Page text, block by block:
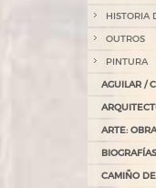
HISTORIA
OUTROS
PINTURA
AGUILAR /
ARTE:
BIOGRAFÍAS
CAMIÑO